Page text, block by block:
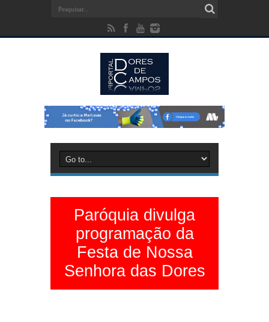
Paróquia divulga
programação da
Festa de Nossa
Senhora das Dores